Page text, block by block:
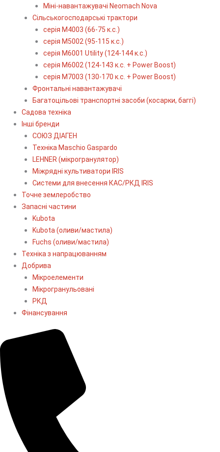
Міні-навантажувачі Neomach Nova
Сільськогосподарські трактори
серія М4003 (66-75 к.с.)
серія М5002 (95-115 к.с.)
серія M6001 Utility (124-144 к.с.)
серія М6002 (124-143 к.с. + Power Boost)
серія М7003 (130-170 к.с. + Power Boost)
Фронтальні навантажувачі
Багатоцільові транспортні засоби (косарки, баггі)
Садова техніка
Інші бренди
СОЮЗ ДІАГЕН
Техніка Maschio Gaspardo
LEHNER (мікрогранулятор)
Міжрядні культиватори IRIS
Системи для внесення КАС/РКД IRIS
Точне землеробство
Запасні частини
Kubota
Kubota (оливи/мастила)
Fuchs (оливи/мастила)
Техніка з напрацюванням
Добрива
Мікроелементи
Мікрогранульовані
РКД
Фінансування